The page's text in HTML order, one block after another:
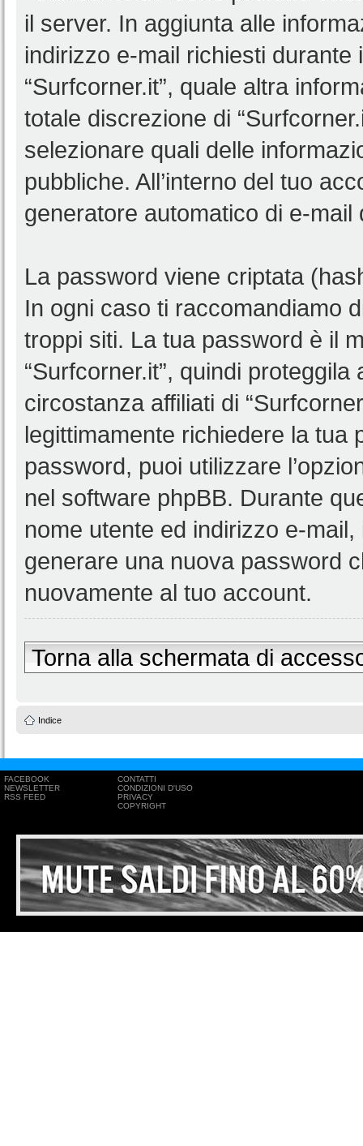
il server. In aggiunta alle
indirizzo e-mail richiesti
“Surfcorner.it”, quale altra
totale discrezione di
selezionare quali delle
pubbliche. All’interno del tuo
generatore automatico di e-mail
La password viene criptata
In ogni caso ti raccomandiamo
troppi siti. La tua password è il
“Surfcorner.it”, quindi
circostanza affiliati di
legittimamente richiedere la tua
password, puoi utilizzare
nel software phpBB. Durante
nome utente ed indirizzo e-
generare una nuova password
nuovamente al tuo account.
Torna alla schermata di
Indice
FACEBOOK
NEWSLETTER
RSS FEED
CONTATTI
CONDIZIONI D'USO
PRIVACY
COPYRIGHT